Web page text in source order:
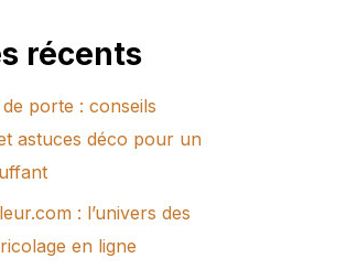
récents
porte : conseils
astuces déco pour un
: l’univers des
en ligne